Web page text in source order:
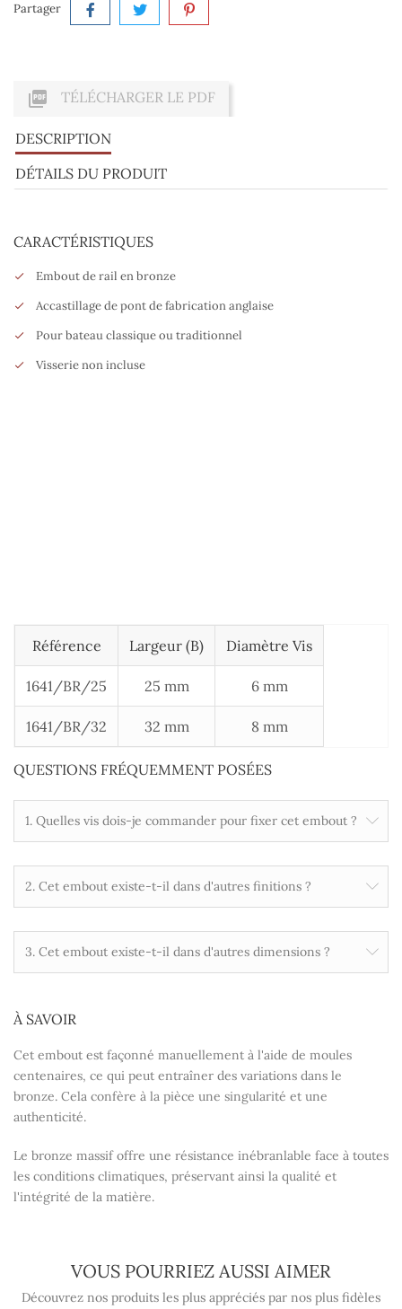
Partager
 TÉLÉCHARGER LE PDF
DESCRIPTION
DÉTAILS DU PRODUIT
CARACTÉRISTIQUES
Embout de rail en bronze
Accastillage de pont de fabrication anglaise
Pour bateau classique ou traditionnel
Visserie non incluse
Référence Largeur (B) Diamètre Vis
1641/BR/25 25 mm 6 mm
1641/BR/32 32 mm 8 mm
QUESTIONS FRÉQUEMMENT POSÉES
1. Quelles vis dois-je commander pour fixer cet embout ?
2. Cet embout existe-t-il dans d'autres finitions ?
3. Cet embout existe-t-il dans d'autres dimensions ?
À SAVOIR
Cet embout est façonné manuellement à l'aide de moules
centenaires, ce qui peut entraîner des variations dans le
bronze. Cela confère à la pièce une singularité et une
authenticité.
Le bronze massif offre une résistance inébranlable face à toutes
les conditions climatiques, préservant ainsi la qualité et
l'intégrité de la matière.
VOUS POURRIEZ AUSSI AIMER
Découvrez nos produits les plus appréciés par nos plus fidèles